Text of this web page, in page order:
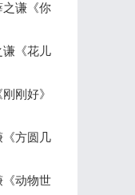
之谦《你
谦《花儿
刚好》
《方圆几
《动物世